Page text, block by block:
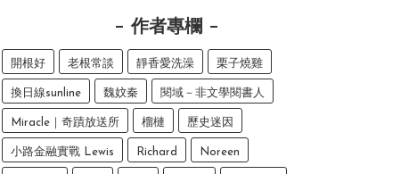
作者專欄
開根好 老根常談 靜香愛洗澡 栗子燒雞
換日線sunline 魏妏秦 閱域－非文學閱書人
Miracle｜奇蹟放送所 榴槤 歷史迷因
小路金融實戰 Lewis Richard Noreen